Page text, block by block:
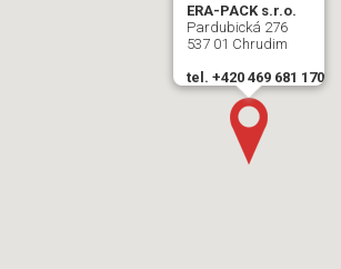
ERA-PACK s.r.o.
Pardubická 276
537 01 Chrudim
tel. +420 469 681 170